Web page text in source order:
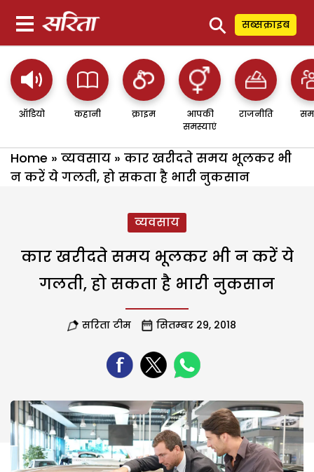
⚲ सब्सक्राइब
ऑडियो कहानी क्राइम
आपकी
समस्याएं
राजनीति
Home » व्यवसाय » कार खरीदते समय भूलकर भी
न करें ये गलती, हो सकता है भारी नुकसान
व्यवसाय
कार खरीदते समय भूलकर भी न करें ये
गलती, हो सकता है भारी नुकसान
सरिता टीम सितम्बर 29, 2018